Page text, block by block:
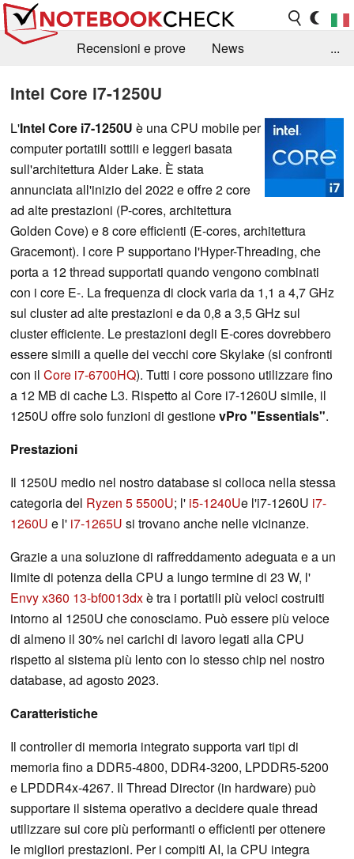
Recensioni e prove
News
...
Intel Core i7-1250U
L'Intel Core i7-1250U è una CPU mobile per
computer portatili sottili e leggeri basata
sull'architettura Alder Lake. È stata
annunciata all'inizio del 2022 e offre 2 core
ad alte prestazioni (P-cores, architettura
Golden Cove) e 8 core efficienti (E-cores, architettura
Gracemont). I core P supportano l'Hyper-Threading, che
porta a 12 thread supportati quando vengono combinati
con i core E-. La frequenza di clock varia da 1,1 a 4,7 GHz
sul cluster ad alte prestazioni e da 0,8 a 3,5 GHz sul
cluster efficiente. Le prestazioni degli E-cores dovrebbero
essere simili a quelle dei vecchi core Skylake (si confronti
con il Core i7-6700HQ). Tutti i core possono utilizzare fino
a 12 MB di cache L3. Rispetto al Core i7-1260U simile, il
1250U offre solo funzioni di gestionevPro "Essentials".
Prestazioni
Il 1250U medio nel nostro database si colloca nella stessa
categoria del Ryzen 5 5500U; l' i5-1240Ue l'i7-1260U i7-
1260U e l' i7-1265U si trovano anche nelle vicinanze.
Grazie a una soluzione di raffreddamento adeguata e a un
limite di potenza della CPU a lungo termine di 23 W, l'
Envy x360 13-bf0013dxè tra i portatili più veloci costruiti
intorno al 1250U che conosciamo. Può essere più veloce
di almeno il 30% nei carichi di lavoro legati alla CPU
rispetto al sistema più lento con lo stesso chip nel nostro
database, ad agosto 2023.
Caratteristiche
Il controller di memoria integrato supporta vari tipi di
memoria fino a DDR5-4800, DDR4-3200, LPDDR5-5200
e LPDDR4x-4267. Il Thread Director (in hardware) può
supportare il sistema operativo a decidere quale thread
utilizzare sui core più performanti o efficienti per ottenere
le migliori prestazioni. Per i compiti AI, la CPU integra